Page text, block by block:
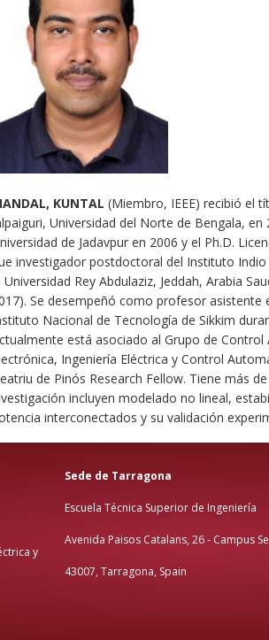
KUNTAL (Miembro, IEEE) recibió el
Universidad del Norte de Bengala,
de Jadavpur en 2006 y el Ph.D.
investigador postdoctoral del Instituto
Universidad Rey Abdulaziz, Jeddah, Arabia
Se desempeñó como profesor asistente
Nacional de Tecnología de Sikkim
está asociado al Grupo de
Ingeniería Eléctrica y Control
de Pinós Research Fellow. Tiene más
incluyen modelado no lineal,
interconectados y su validación
y
Sede de Tarragona
Escuela Técnica Superior de Ingeniería
Avenida Paisos Catalans, 26 - Campus
43007, Tarragona, Spain